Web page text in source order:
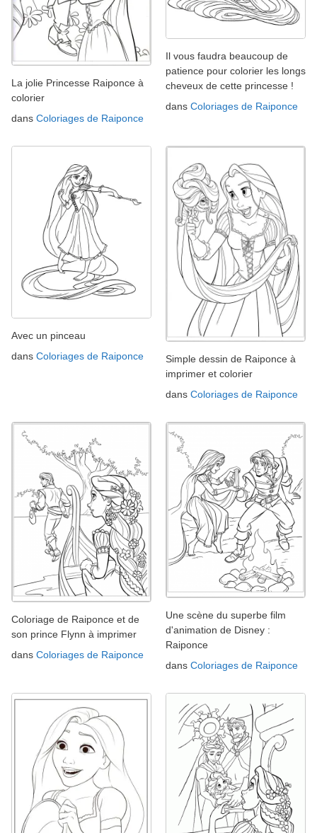
La jolie Princesse Raiponce à
colorier
dans Coloriages de Raiponce
Il vous faudra beaucoup de
patience pour colorier les longs
cheveux de cette princesse !
dans Coloriages de Raiponce
Avec un pinceau
dans Coloriages de Raiponce
Simple dessin de Raiponce à
imprimer et colorier
dans Coloriages de Raiponce
Coloriage de Raiponce et de
son prince Flynn à imprimer
dans Coloriages de Raiponce
Une scène du superbe film
d'animation de Disney :
Raiponce
dans Coloriages de Raiponce